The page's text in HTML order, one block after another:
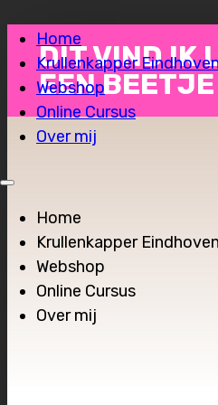
Home
Krullenkapper
Webshop
Online Cursus
Over mij
Home
Krullenkapper Eindhoven
Webshop
Online Cursus
Over mij
DIT VIND IK
EEN